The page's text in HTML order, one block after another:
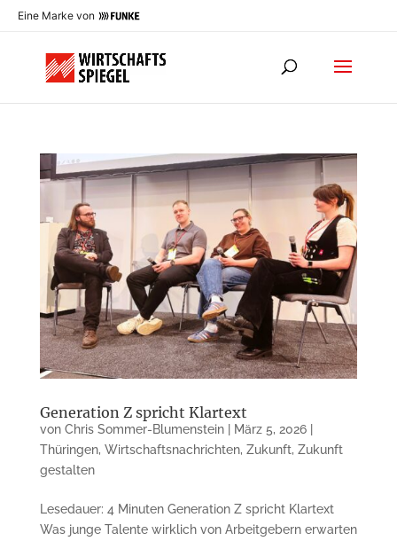
Eine Marke von
Generation Z spricht Klartext
von Chris Sommer-Blumenstein| März 5, 2026|
Thüringen, Wirtschaftsnachrichten, Zukunft, Zukunft
gestalten
Lesedauer: 4 Minuten Generation Z spricht Klartext
Was junge Talente wirklich von Arbeitgebern erwarten